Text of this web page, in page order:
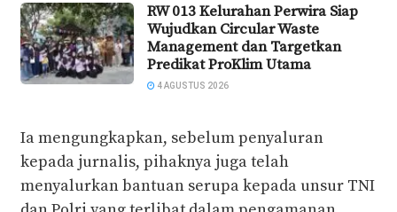
RW 013 Kelurahan Perwira Siap
Wujudkan Circular Waste
Management dan Targetkan
Predikat ProKlim Utama
4 AGUSTUS 2026
Ia mengungkapkan, sebelum penyaluran
kepada jurnalis, pihaknya juga telah
menyalurkan bantuan serupa kepada unsur TNI